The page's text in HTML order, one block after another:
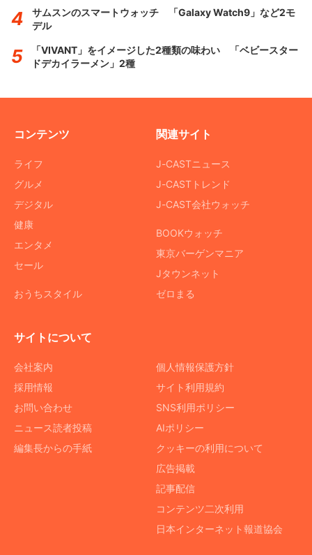
サムスンのスマートウォッチ 「Galaxy Watch9」など2モ
デル
「VIVANT」をイメージした2種類の味わい 「ベビースター
ドデカイラーメン」2種
コンテンツ
ライフ
グルメ
デジタル
健康
エンタメ
セール
おうちスタイル
関連サイト
J-CASTニュース
J-CASTトレンド
J-CAST会社ウォッチ
BOOKウォッチ
東京バーゲンマニア
Jタウンネット
ゼロまる
サイトについて
会社案内
採用情報
お問い合わせ
ニュース読者投稿
編集長からの手紙
個人情報保護方針
サイト利用規約
SNS利用ポリシー
AIポリシー
クッキーの利用について
広告掲載
記事配信
コンテンツ二次利用
日本インターネット報道協会